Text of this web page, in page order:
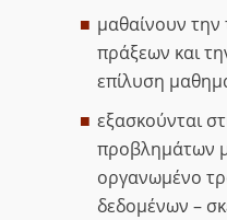
μαθαίνουν την
πράξεων και
επίλυση
εξασκούνται
προβλημάτων
οργανωμένο
δεδομένων –